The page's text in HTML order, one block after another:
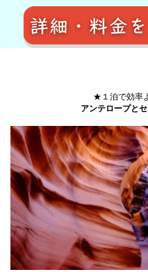
★１泊で効率
アンテロープと